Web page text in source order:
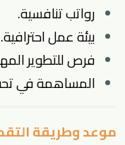
رواتب تنافسية.
بيئة عمل احترافية.
فرص للتطوير
المساهمة في
موعد وطريقة